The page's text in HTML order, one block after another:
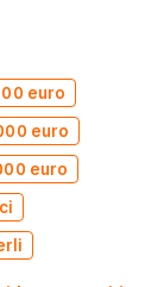
euro
euro
euro